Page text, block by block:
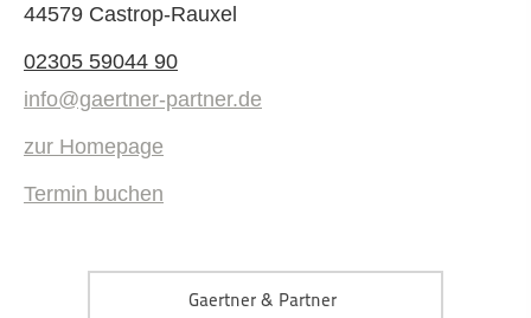
44579 Castrop-Rauxel
02305 59044 90
info@gaertner-partner.de
zur Homepage
Termin buchen